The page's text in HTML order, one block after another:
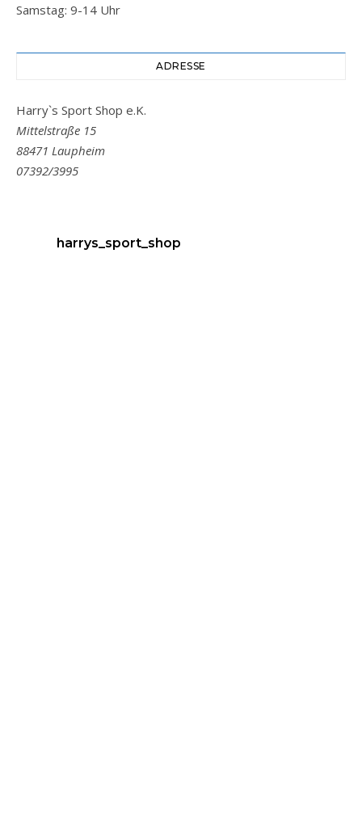
Samstag: 9-14 Uhr
ADRESSE
Harry`s Sport Shop e.K.
Mittelstraße 15
88471 Laupheim
07392/3995
harrys_sport_shop